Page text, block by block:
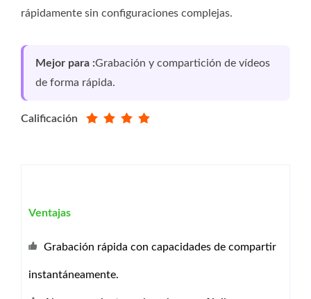
rápidamente sin configuraciones complejas.
Mejor para :Grabación y compartición de vídeos
de forma rápida.
Calificación
Ventajas
Grabación rápida con capacidades de compartir
instantáneamente.